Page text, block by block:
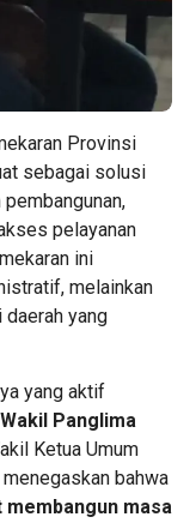
Provinsi
sebagai solusi
pelayanan
ini
melainkan
yang
yang aktif
Wakil Panglima
Ketua Umum
bahwa
membangun masa